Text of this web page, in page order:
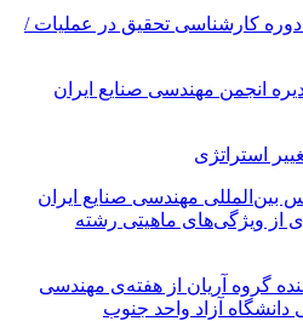
دوره کارشناسی تحقیق در عملیات /
انجمن مهندسی صنایع ایران
استراتژی
بین‌المللی مهندسی صنایع ایران
از ویژگی‌های ماهیتی رشته
گروه آریان از هفته‌ی مهندسی
آزاد واحد جنوب